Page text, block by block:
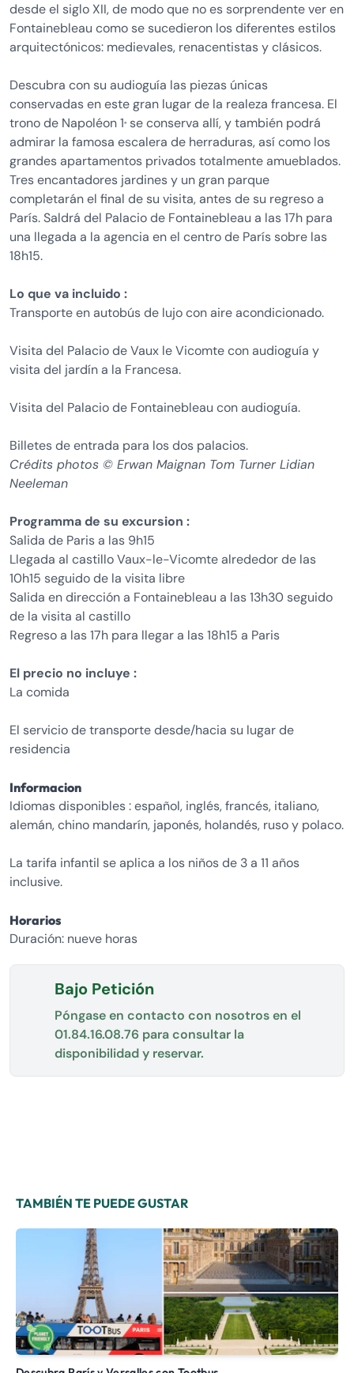
desde el siglo XII, de modo que no es sorprendente ver en
Fontainebleau como se sucedieron los diferentes estilos
arquitectónicos: medievales, renacentistas y clásicos.
Descubra con su audioguía las piezas únicas
conservadas en este gran lugar de la realeza francesa. El
trono de Napoléon 1° se conserva allí, y también podrá
admirar la famosa escalera de herraduras, así como los
grandes apartamentos privados totalmente amueblados.
Tres encantadores jardines y un gran parque
completarán el final de su visita, antes de su regreso a
París. Saldrá del Palacio de Fontainebleau a las 17h para
una llegada a la agencia en el centro de París sobre las
18h15.
Lo que va incluido :
Transporte en autobús de lujo con aire acondicionado.
Visita del Palacio de Vaux le Vicomte con audioguía y
visita del jardín a la Francesa.
Visita del Palacio de Fontainebleau con audioguía.
Billetes de entrada para los dos palacios.
Crédits photos © Erwan Maignan Tom Turner Lidian
Neeleman
Programma de su excursion :
Salida de Paris a las 9h15
Llegada al castillo Vaux-le-Vicomte alrededor de las
10h15 seguido de la visita libre
Salida en dirección a Fontainebleau a las 13h30 seguido
de la visita al castillo
Regreso a las 17h para llegar a las 18h15 a Paris
El precio no incluye :
La comida
El servicio de transporte desde/hacia su lugar de
residencia
Informacion
Idiomas disponibles : español, inglés, francés, italiano,
alemán, chino mandarín, japonés, holandés, ruso y polaco.
La tarifa infantil se aplica a los niños de 3 a 11 años
inclusive.
Horarios
Duración: nueve horas
Bajo Petición
Póngase en contacto con nosotros en el
01.84.16.08.76 para consultar la
disponibilidad y reservar.
TAMBIÉN TE PUEDE GUSTAR